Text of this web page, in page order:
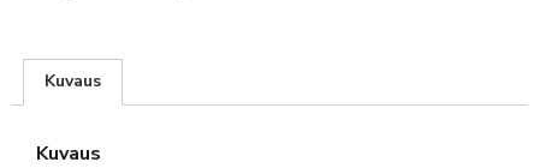
Kuvaus
Kuvaus